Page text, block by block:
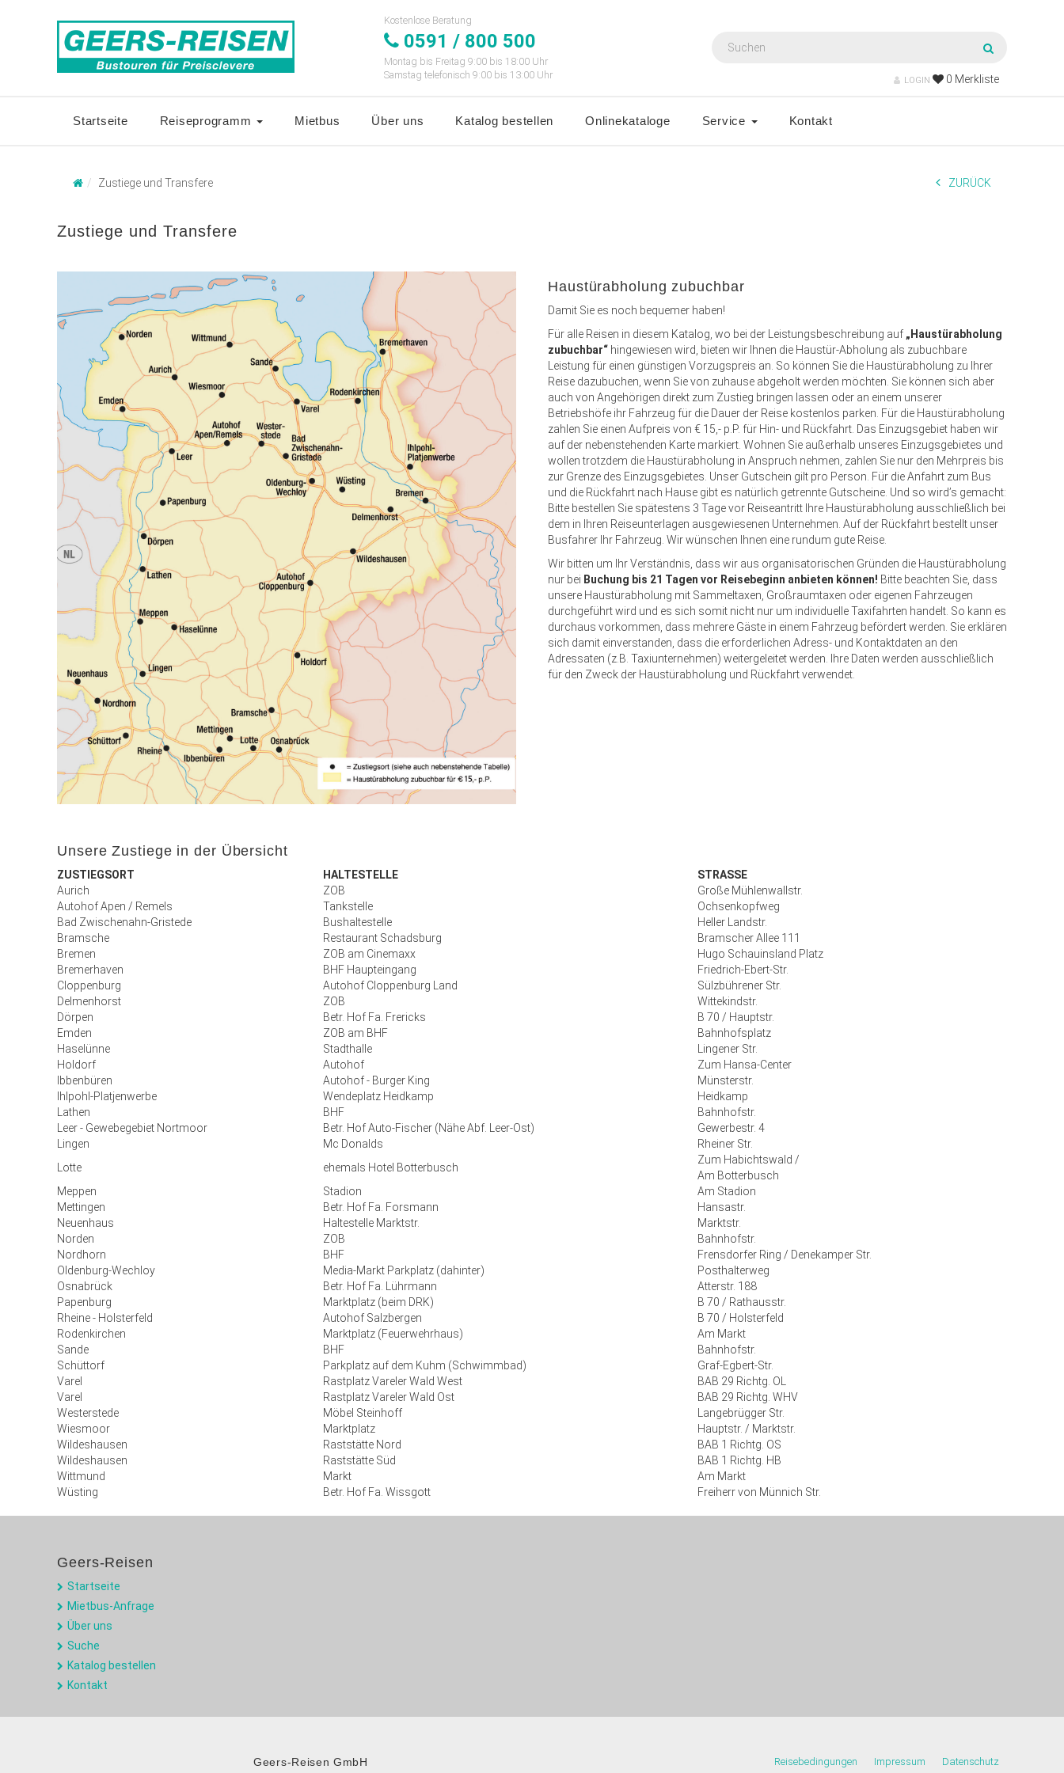
Kostenlose Beratung
0591 / 800 500
Montag bis Freitag 9:00 bis 18:00 Uhr
Samstag telefonisch 9:00 bis 13:00 Uhr
LOGIN 0 Merkliste
Startseite Reiseprogramm Mietbus Über uns Katalog bestellen Onlinekataloge Service Kontakt
Zustiege und Transfere ZURÜCK
Zustiege und Transfere
Haustürabholung zubuchbar
Damit Sie es noch bequemer haben!
Für alle Reisen in diesem Katalog, wo bei der Leistungsbeschreibung auf „Haustürabholung
zubuchbar“ hingewiesen wird, bieten wir Ihnen die Haustür-Abholung als zubuchbare
Leistung für einen günstigen Vorzugspreis an. So können Sie die Haustürabholung zu Ihrer
Reise dazubuchen, wenn Sie von zuhause abgeholt werden möchten. Sie können sich aber
auch von Angehörigen direkt zum Zustieg bringen lassen oder an einem unserer
Betriebshöfe ihr Fahrzeug für die Dauer der Reise kostenlos parken. Für die Haustürabholung
zahlen Sie einen Aufpreis von € 15,- p.P. für Hin- und Rückfahrt. Das Einzugsgebiet haben wir
auf der nebenstehenden Karte markiert. Wohnen Sie außerhalb unseres Einzugsgebietes und
wollen trotzdem die Haustürabholung in Anspruch nehmen, zahlen Sie nur den Mehrpreis bis
zur Grenze des Einzugsgebietes. Unser Gutschein gilt pro Person. Für die Anfahrt zum Bus
und die Rückfahrt nach Hause gibt es natürlich getrennte Gutscheine. Und so wird’s gemacht:
Bitte bestellen Sie spätestens 3 Tage vor Reiseantritt Ihre Haustürabholung ausschließlich bei
dem in Ihren Reiseunterlagen ausgewiesenen Unternehmen. Auf der Rückfahrt bestellt unser
Busfahrer Ihr Fahrzeug. Wir wünschen Ihnen eine rundum gute Reise.
Wir bitten um Ihr Verständnis, dass wir aus organisatorischen Gründen die Haustürabholung
nur bei Buchung bis 21 Tagen vor Reisebeginn anbieten können! Bitte beachten Sie, dass
unsere Haustürabholung mit Sammeltaxen, Großraumtaxen oder eigenen Fahrzeugen
durchgeführt wird und es sich somit nicht nur um individuelle Taxifahrten handelt. So kann es
durchaus vorkommen, dass mehrere Gäste in einem Fahrzeug befördert werden. Sie erklären
sich damit einverstanden, dass die erforderlichen Adress- und Kontaktdaten an den
Adressaten (z.B. Taxiunternehmen) weitergeleitet werden. Ihre Daten werden ausschließlich
für den Zweck der Haustürabholung und Rückfahrt verwendet.
Unsere Zustiege in der Übersicht
ZUSTIEGSORT HALTESTELLE
STRASSE
Aurich
ZOB
Große Mühlenwallstr.
Autohof Apen / Remels
Tankstelle
Ochsenkopfweg
Bad Zwischenahn-Gristede
Bushaltestelle
Heller Landstr.
Bramsche
Restaurant Schadsburg
Bramscher Allee 111
Bremen
ZOB am Cinemaxx
Hugo Schauinsland Platz
Bremerhaven
BHF Haupteingang
Friedrich-Ebert-Str.
Cloppenburg
Autohof Cloppenburg Land
Sülzbührener Str.
Delmenhorst
ZOB
Wittekindstr.
Dörpen
Betr. Hof Fa. Frericks
B 70 / Hauptstr.
Emden
ZOB am BHF
Bahnhofsplatz
Haselünne
Stadthalle
Lingener Str.
Holdorf
Autohof
Zum Hansa-Center
Ibbenbüren
Autohof - Burger King
Münsterstr.
Ihlpohl-Platjenwerbe
Wendeplatz Heidkamp
Heidkamp
Lathen
BHF
Bahnhofstr.
Leer - Gewebegebiet Nortmoor
Betr. Hof Auto-Fischer (Nähe Abf. Leer-Ost)
Gewerbestr. 4
Lingen
Mc Donalds
Rheiner Str.
Lotte
ehemals Hotel Botterbusch
Zum Habichtswald /
Am Botterbusch
Meppen
Stadion
Am Stadion
Mettingen
Betr. Hof Fa. Forsmann
Hansastr.
Neuenhaus
Haltestelle Marktstr.
Marktstr.
Norden
ZOB
Bahnhofstr.
Nordhorn
BHF
Frensdorfer Ring / Denekamper Str.
Oldenburg-Wechloy
Media-Markt Parkplatz (dahinter)
Posthalterweg
Osnabrück
Betr. Hof Fa. Lührmann
Atterstr. 188
Papenburg
Marktplatz (beim DRK)
B 70 / Rathausstr.
Rheine - Holsterfeld
Autohof Salzbergen
B 70 / Holsterfeld
Rodenkirchen
Marktplatz (Feuerwehrhaus)
Am Markt
Sande
BHF
Bahnhofstr.
Schüttorf
Parkplatz auf dem Kuhm (Schwimmbad)
Graf-Egbert-Str.
Varel
Rastplatz Vareler Wald West
BAB 29 Richtg. OL
Varel
Rastplatz Vareler Wald Ost
BAB 29 Richtg. WHV
Westerstede
Möbel Steinhoff
Langebrügger Str.
Wiesmoor
Marktplatz
Hauptstr. / Marktstr.
Wildeshausen
Raststätte Nord
BAB 1 Richtg. OS
Wildeshausen
Raststätte Süd
BAB 1 Richtg. HB
Wittmund
Markt
Am Markt
Wüsting
Betr. Hof Fa. Wissgott Freiherr von Münnich Str.
Geers-Reisen
Startseite
Mietbus-Anfrage
Über uns
Suche
Katalog bestellen
Kontakt
Geers-Reisen GmbH Reisebedingungen Impressum Datenschutz